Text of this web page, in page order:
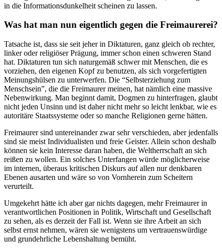
in die Informationsdunkel­heit scheinen zu lassen.
Was hat man nun eigentlich gegen die Freimaurerei?
Tatsache ist, dass sie seit jeher in Diktaturen, ganz gleich ob rechter,
linker oder religiöser Prägung, immer schon einen schweren Stand
hat. Diktaturen tun sich naturgemäß schwer mit Menschen, die es
vorziehen, den eigenen Kopf zu benutzen, als sich vorgefertigten
Meinungshül­sen zu unterwerfen. Die “Selbst­erziehung zum
Menschsein”, die die Freimaurer meinen, hat nämlich eine massive
Nebenwir­kung. Man beginnt damit, Dog­men zu hinterfragen, glaubt
nicht jeden Unsinn und ist daher nicht mehr so leicht lenkbar, wie es
autoritäre Staatssysteme oder so manche Religionen gerne hät­ten.
Freimaurer sind untereinander zwar sehr verschieden, aber je­denfalls
sind sie meist Individua­listen und freie Geister. Allein schon deshalb
können sie kein Interesse daran haben, die Welt­herrschaft an sich
reißen zu wol­len. Ein solches Unterfangen würde möglicherweise
im inter­nen, überaus kritischen Diskurs auf allen nur denkbaren
Ebenen ausarten und wäre so von Vorn­herein zum Scheitern
verurteilt.
Umgekehrt hätte ich aber gar nichts dagegen, mehr Freimau­rer in
verantwortlichen Positio­nen in Politik, Wirtschaft und Gesellschaft
zu sehen, als es der­zeit der Fall ist. Wenn sie ihre Arbeit an sich
selbst ernst neh­men, wären sie wenigstens um vertrauenswürdige
und grund­ehrliche Lebenshaltung bemüht.